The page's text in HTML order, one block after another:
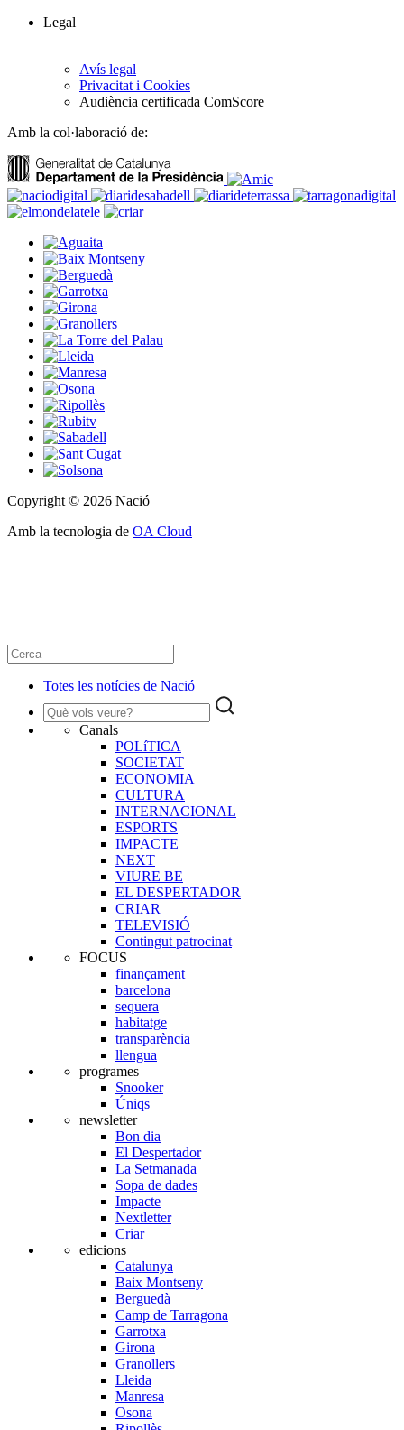
Legal
Avís legal
Privacitat i Cookies
Audiència certificada ComScore
Amb la col·laboració de:
Copyright © 2026 Nació
Amb la tecnologia de OA Cloud
Totes les notícies de Nació
Canals
POLíTICA
SOCIETAT
ECONOMIA
CULTURA
INTERNACIONAL
ESPORTS
IMPACTE
NEXT
VIURE BE
EL DESPERTADOR
CRIAR
TELEVISIÓ
Contingut patrocinat
FOCUS
finançament
barcelona
sequera
habitatge
transparència
llengua
programes
Snooker
Úniqs
newsletter
Bon dia
El Despertador
La Setmanada
Sopa de dades
Impacte
Nextletter
Criar
edicions
Catalunya
Baix Montseny
Berguedà
Camp de Tarragona
Garrotxa
Girona
Granollers
Lleida
Manresa
Osona